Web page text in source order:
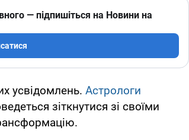
— підпишіться на Новини на
усвідомлень. Астрологи
зіткнутися зі своїми